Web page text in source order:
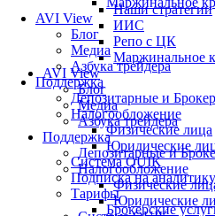
AVI View
Блог
Медиа
Азбука трейдера
Поддержка
Депозитарные и
Налогообложение
Физические лица
Юридические
Система QUIK
Подписка на аналитику
Тарифы
Брокерские
Наши стратегии
ИИС
Репо с ЦК
Маржинальное
AVI View
Блог
Медиа
Азбука трейдера
Поддержка
Депозитарные и
Налогообложение
Физические
Юридические